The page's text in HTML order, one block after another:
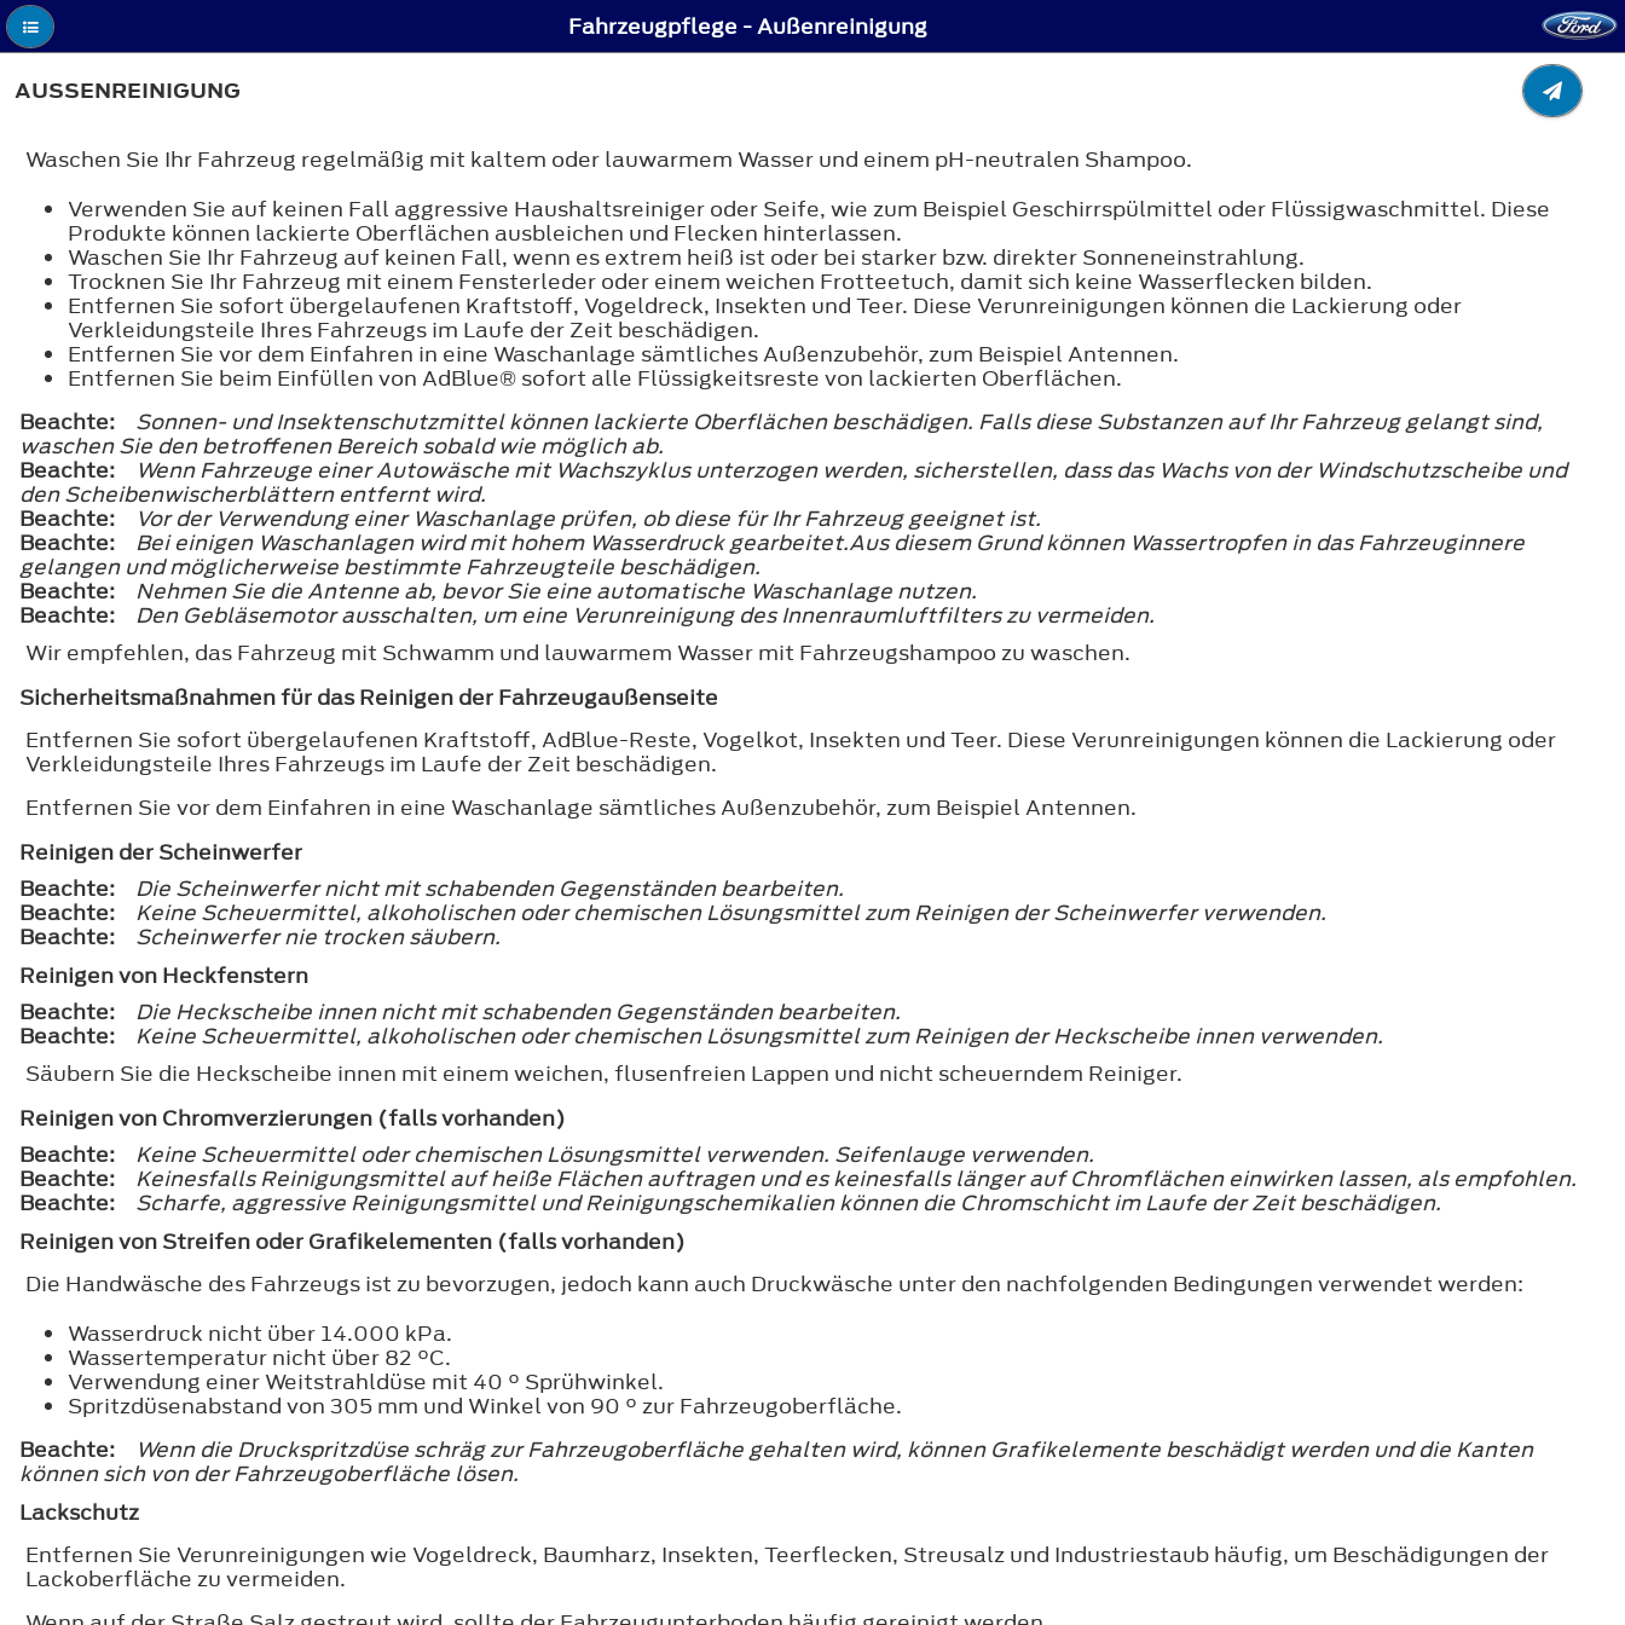
Fahrzeugpflege - Außenreinigung
AUSSENREINIGUNG
Waschen Sie Ihr Fahrzeug regelmäßig mit kaltem oder lauwarmem Wasser und einem pH-neutralen Shampoo.
Verwenden Sie auf keinen Fall aggressive Haushaltsreiniger oder Seife, wie zum Beispiel Geschirrspülmittel oder Flüssigwaschmittel. Diese
Produkte können lackierte Oberflächen ausbleichen und Flecken hinterlassen.
Waschen Sie Ihr Fahrzeug auf keinen Fall, wenn es extrem heiß ist oder bei starker bzw. direkter Sonneneinstrahlung.
Trocknen Sie Ihr Fahrzeug mit einem Fensterleder oder einem weichen Frotteetuch, damit sich keine Wasserflecken bilden.
Entfernen Sie sofort übergelaufenen Kraftstoff, Vogeldreck, Insekten und Teer. Diese Verunreinigungen können die Lackierung oder
Verkleidungsteile Ihres Fahrzeugs im Laufe der Zeit beschädigen.
Entfernen Sie vor dem Einfahren in eine Waschanlage sämtliches Außenzubehör, zum Beispiel Antennen.
Entfernen Sie beim Einfüllen von AdBlue® sofort alle Flüssigkeitsreste von lackierten Oberflächen.
Beachte:
Sonnen- und Insektenschutzmittel können lackierte Oberflächen beschädigen. Falls diese Substanzen auf Ihr Fahrzeug gelangt sind,
waschen Sie den betroffenen Bereich sobald wie möglich ab.
Beachte:
Wenn Fahrzeuge einer Autowäsche mit Wachszyklus unterzogen werden, sicherstellen, dass das Wachs von der Windschutzscheibe und
den Scheibenwischerblättern entfernt wird.
Beachte:
Vor der Verwendung einer Waschanlage prüfen, ob diese für Ihr Fahrzeug geeignet ist.
Beachte:
Bei einigen Waschanlagen wird mit hohem Wasserdruck gearbeitet.Aus diesem Grund können Wassertropfen in das Fahrzeuginnere
gelangen und möglicherweise bestimmte Fahrzeugteile beschädigen.
Beachte:
Nehmen Sie die Antenne ab, bevor Sie eine automatische Waschanlage nutzen.
Beachte:
Den Gebläsemotor ausschalten, um eine Verunreinigung des Innenraumluftfilters zu vermeiden.
Wir empfehlen, das Fahrzeug mit Schwamm und lauwarmem Wasser mit Fahrzeugshampoo zu waschen.
Sicherheitsmaßnahmen für das Reinigen der Fahrzeugaußenseite
Entfernen Sie sofort übergelaufenen Kraftstoff, AdBlue-Reste, Vogelkot, Insekten und Teer. Diese Verunreinigungen können die Lackierung oder
Verkleidungsteile Ihres Fahrzeugs im Laufe der Zeit beschädigen.
Entfernen Sie vor dem Einfahren in eine Waschanlage sämtliches Außenzubehör, zum Beispiel Antennen.
Reinigen der Scheinwerfer
Beachte:
Die Scheinwerfer nicht mit schabenden Gegenständen bearbeiten.
Beachte:
Keine Scheuermittel, alkoholischen oder chemischen Lösungsmittel zum Reinigen der Scheinwerfer verwenden.
Beachte:
Scheinwerfer nie trocken säubern.
Reinigen von Heckfenstern
Beachte:
Die Heckscheibe innen nicht mit schabenden Gegenständen bearbeiten.
Beachte:
Keine Scheuermittel, alkoholischen oder chemischen Lösungsmittel zum Reinigen der Heckscheibe innen verwenden.
Säubern Sie die Heckscheibe innen mit einem weichen, flusenfreien Lappen und nicht scheuerndem Reiniger.
Reinigen von Chromverzierungen (falls vorhanden)
Beachte:
Keine Scheuermittel oder chemischen Lösungsmittel verwenden. Seifenlauge verwenden.
Beachte:
Keinesfalls Reinigungsmittel auf heiße Flächen auftragen und es keinesfalls länger auf Chromflächen einwirken lassen, als empfohlen.
Beachte:
Scharfe, aggressive Reinigungsmittel und Reinigungschemikalien können die Chromschicht im Laufe der Zeit beschädigen.
Reinigen von Streifen oder Grafikelementen (falls vorhanden)
Die Handwäsche des Fahrzeugs ist zu bevorzugen, jedoch kann auch Druckwäsche unter den nachfolgenden Bedingungen verwendet werden:
Wasserdruck nicht über 14.000 kPa.
Wassertemperatur nicht über 82 °C.
Verwendung einer Weitstrahldüse mit 40 ° Sprühwinkel.
Spritzdüsenabstand von 305 mm und Winkel von 90 ° zur Fahrzeugoberfläche.
Beachte:
Wenn die Druckspritzdüse schräg zur Fahrzeugoberfläche gehalten wird, können Grafikelemente beschädigt werden und die Kanten
können sich von der Fahrzeugoberfläche lösen.
Lackschutz
Entfernen Sie Verunreinigungen wie Vogeldreck, Baumharz, Insekten, Teerflecken, Streusalz und Industriestaub häufig, um Beschädigungen der
Lackoberfläche zu vermeiden.